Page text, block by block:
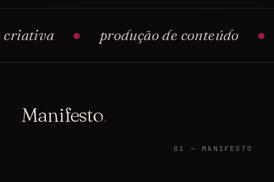
● produção de conteúdo ●
Manifesto.
01 — MANIFESTO